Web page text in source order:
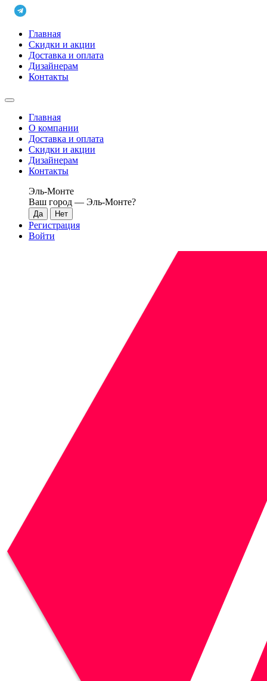
Главная
Скидки и акции
Доставка и оплата
Дизайнерам
Контакты
Главная
О компании
Доставка и оплата
Скидки и акции
Дизайнерам
Контакты
Эль-Монте
Ваш город — Эль-Монте?
Регистрация
Войти